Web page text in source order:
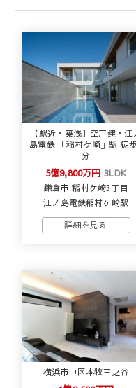
【駅近・築浅】空戸建・江
島電鉄 「稲村ケ崎」駅 徒
分
5億9,800万円 3LDK
鎌倉市 稲村ケ崎3丁目
江ノ島電鉄稲村ヶ崎駅
横浜市中区本牧三之谷